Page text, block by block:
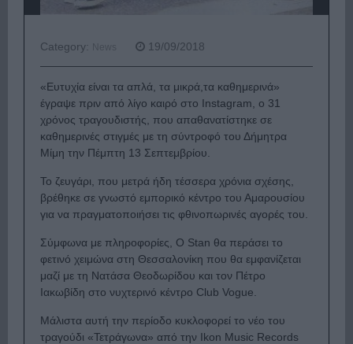
Category: News 19/09/2018
«Ευτυχία είναι τα απλά, τα μικρά,τα καθημερινά»
έγραψε πριν από λίγο καιρό στο Instagram, ο 31
χρόνος τραγουδιστής, που απαθανατίστηκε σε
καθημερινές στιγμές με τη σύντροφό του Δήμητρα
Μίμη την Πέμπτη 13 Σεπτεμβρίου.
Το ζευγάρι, που μετρά ήδη τέσσερα χρόνια σχέσης,
βρέθηκε σε γνωστό εμπορικό κέντρο του Αμαρουσίου
για να πραγματοποιήσει τις φθινοπωρινές αγορές του.
Σύμφωνα με πληροφορίες, Ο Stan θα περάσει το
φετινό χειμώνα στη Θεσσαλονίκη που θα εμφανίζεται
μαζί με τη Νατάσα Θεοδωρίδου και τον Πέτρο
Ιακωβίδη στο νυχτερινό κέντρο Club Vogue.
Μάλιστα αυτή την περίοδο κυκλοφορεί το νέο του
τραγούδι «Τετράγωνα» από την Ikon Music Records